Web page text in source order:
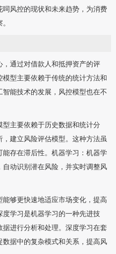
风控的现状和未来趋势，为消费
通过对借款人和抵押资产的评
型主要依赖于传统的统计方法和
能技术的发展，风控模型也在不
主要依赖于历史数据和统计分
建立风险评估模型。这种方法虽
存在滞后性。机器学习：机器学
动识别潜在风险，并实时调整风
够更快速地适应市场变化，提高
学习是机器学习的一种先进技
进行分析和处理。深度学习在套
据中的复杂模式和关系，提高风